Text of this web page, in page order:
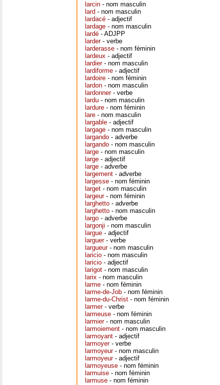
larcin - nom masculin
lard - nom masculin
lardacé - adjectif
lardage - nom masculin
lardé - ADJPP
larder- verbe
larderasse - nom féminin
lardeux - adjectif
lardier- nom masculin
lardiforme - adjectif
lardoire - nom féminin
lardon - nom masculin
lardonner- verbe
lardu - nom masculin
lardure - nom féminin
lare - nom masculin
largable - adjectif
largage - nom masculin
largando - adverbe
largando - nom masculin
large - nom masculin
large - adjectif
large - adverbe
largement - adverbe
largesse - nom féminin
larget - nom masculin
largeur- nom féminin
larghetto - adverbe
larghetto - nom masculin
largo - adverbe
largonji - nom masculin
largue - adjectif
larguer- verbe
largueur- nom masculin
laricio - nom masculin
laricio - adjectif
larigot - nom masculin
larix - nom masculin
larme - nom féminin
larme-de-Job - nom féminin
larme-du-Christ - nom féminin
larmer- verbe
larmeuse - nom féminin
larmier- nom masculin
larmoiement - nom masculin
larmoyant - adjectif
larmoyer- verbe
larmoyeur- nom masculin
larmoyeur- adjectif
larmoyeuse - nom féminin
larmuise - nom féminin
larmuse - nom féminin